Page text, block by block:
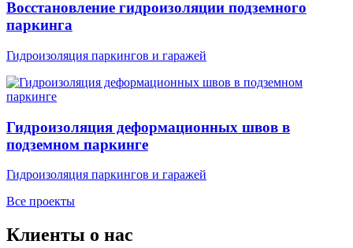
Восстановление гидроизоляции подземного
паркинга
Гидроизоляция паркингов и гаражей
Гидроизоляция деформационных швов в
подземном паркинге
Гидроизоляция паркингов и гаражей
Все проекты
Клиенты о нас